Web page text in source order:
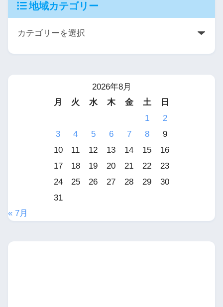
地域カテゴリー
2026年8月
月
火 水 木 金 土
日
1
2
3
4 5 6 7 8
9
10
11 12 13 14 15
16
17
18 19 20 21 22
23
24
25 26 27 28 29
30
31
« 7月